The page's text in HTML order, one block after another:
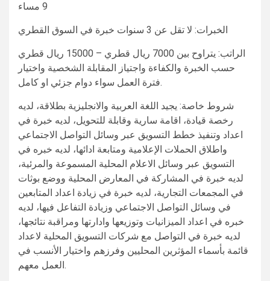
9 مساء
الخبرات: لا تقل عن 3 سنوات خبرة في السوق القطري
الراتب: يتراوح بين 7000 ريال قطري – 15000 ريال قطري
حسب الخبرة والكفاءة واجتياز المقابلة الشخصية واختيار
فترة العمل سواء دوام جزئي او كامل.
شروط خاصة: يجيد اللغة العربية والانجليزية بطلاقة، لديه
رخصة قيادة، اقامة سارية وقابلة للتحويل، لديه خبرة في
اعداد وتنفيذ خطط التسويق عبر وسائل التواصل الاجتماعي
واطلاق الحملات الإعلامية ومتابعة ادائها، لديه خبره في
التسويق عبر وسائل الاعلام المحلية المسموعة والمرئية،
لديه خبرة في المشاركة في المعارض المحلية ووضع بوثات
في المجمعات التجارية، لديه خبرة في زيادة اعداد المتابعين
في وسائل التواصل الاجتماعي وزيادة التفاعل فيها، لديه
خبره في اعداد الميزانيات وتوزيعها وادارتها ومراقبة نتائجها،
لديه خبرة في التواصل مع شركات التسويق المحلية لاعداد
قائمة بأسماء المؤثرين المحليين وفرزهم واختيار الأنسب في
العمل معهم.